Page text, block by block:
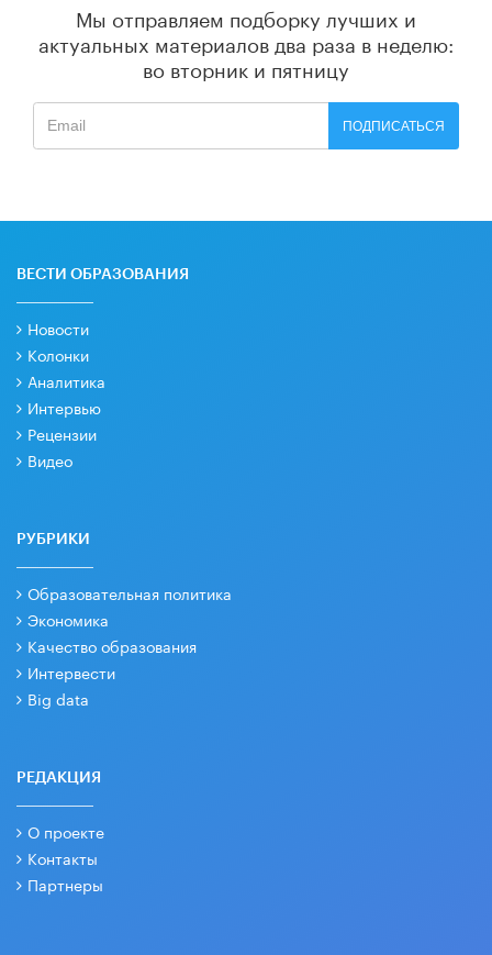
Мы отправляем подборку лучших и
актуальных материалов два раза в неделю:
во вторник и пятницу
ПОДПИСАТЬСЯ
ВЕСТИ ОБРАЗОВАНИЯ
Новости
Колонки
Аналитика
Интервью
Рецензии
Видео
РУБРИКИ
Образовательная политика
Экономика
Качество образования
Интервести
Big data
РЕДАКЦИЯ
О проекте
Контакты
Партнеры